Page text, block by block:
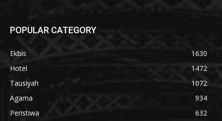
POPULAR CATEGORY
Ekbis
1630
Hotel
1472
Tausiyah
1072
Agama
934
Peristiwa
632